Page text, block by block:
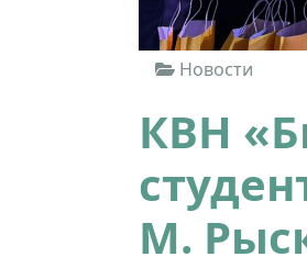
Новости
КВН
М.